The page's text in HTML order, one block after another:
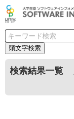
頭文字検索
検索結果一覧